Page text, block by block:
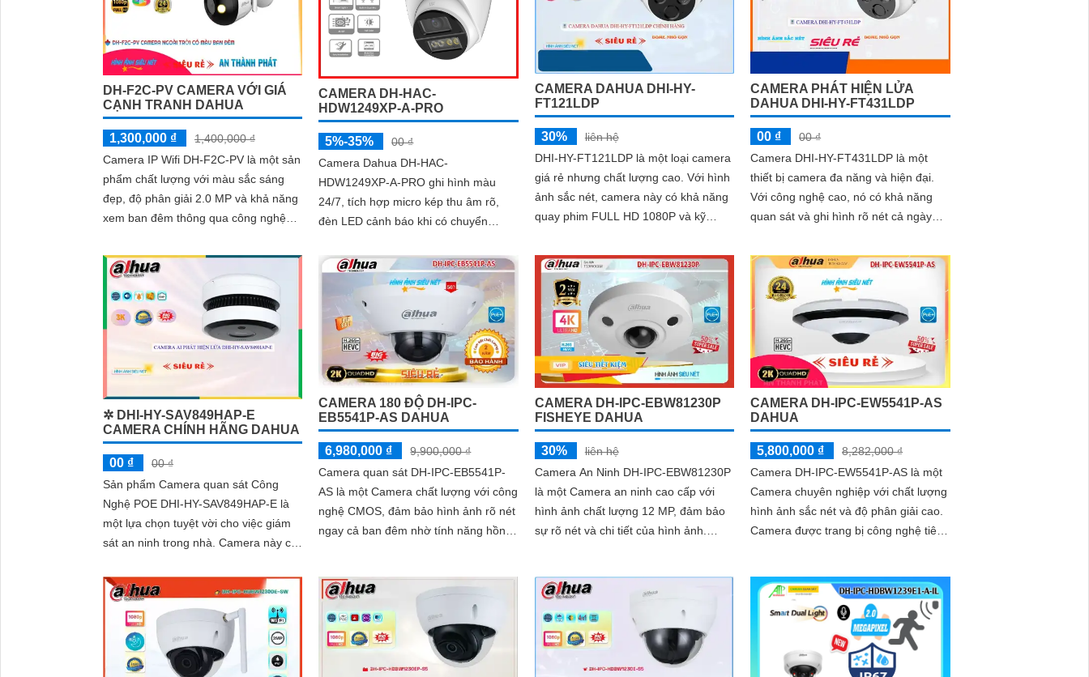
DH-F2C-PV CAMERA VỚI GIÁ
CẠNH TRANH DAHUA
1,300,000 ₫
1,400,000 ₫
Camera IP Wifi DH-F2C-PV là một sản
phẩm chất lượng với màu sắc sáng
đẹp, độ phân giải 2.0 MP và khả năng
xem ban đêm thông qua công nghệ
CAMERA DH-HAC-
HDW1249XP-A-PRO
5%-35%
00 ₫
Camera Dahua DH-HAC-
HDW1249XP-A-PRO ghi hình màu
24/7, tích hợp micro kép thu âm rõ,
đèn LED cảnh báo khi có chuyển
động bền ngoài trời
CAMERA DAHUA DHI-HY-
FT121LDP
30%
liên hệ
DHI-HY-FT121LDP là một loại camera
giá rẻ nhưng chất lượng cao. Với hình
ảnh sắc nét, camera này có khả năng
quay phim FULL HD 1080P và kỹ
xem ban đêm trong bán kính 20m
CAMERA PHÁT HIỆN LỬA
DAHUA DHI-HY-FT431LDP
00 ₫
00 ₫
Camera DHI-HY-FT431LDP là một
thiết bị camera đa năng và hiện đại.
Với công nghệ cao, nó có khả năng
quan sát và ghi hình rõ nét cả ngày
trang bị cảm biến CMOS 4
✲ DHI-HY-SAV849HAP-E
CAMERA CHÍNH HÃNG DAHUA
00 ₫
00 ₫
Sản phẩm Camera quan sát Công
Nghệ POE DHI-HY-SAV849HAP-E là
một lựa chọn tuyệt vời cho việc giám
sát an ninh trong nhà. Camera này có
ràng, cho phép người dùng nghe và
nói trong thời gian thực
CAMERA 180 ĐỘ DH-IPC-
EB5541P-AS DAHUA
6,980,000 ₫
9,900,000 ₫
Camera quan sát DH-IPC-EB5541P-
AS là một Camera chất lượng với công
nghệ CMOS, đảm bảo hình ảnh rõ nét
ngay cả ban đêm nhờ tính năng hồng
CAMERA DH-IPC-EBW81230P
FISHEYE DAHUA
30%
liên hệ
Camera An Ninh DH-IPC-EBW81230P
là một Camera an ninh cao cấp với
hình ảnh chất lượng 12 MP, đảm bảo
sự rõ nét và chi tiết của hình ảnh.
CAMERA DH-IPC-EW5541P-AS
DAHUA
5,800,000 ₫
8,282,000 ₫
Camera DH-IPC-EW5541P-AS là một
Camera chuyên nghiệp với chất lượng
hình ảnh sắc nét và độ phân giải cao.
Camera được trang bị công nghệ tiên